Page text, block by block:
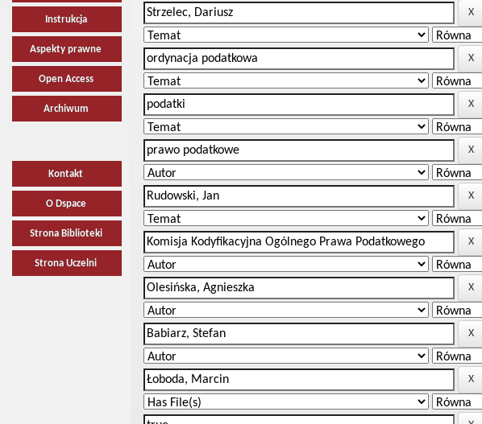
Instrukcja
Aspekty prawne
Open Access
Archiwum
Kontakt
O Dspace
Strona Biblioteki
Strona Uczelni